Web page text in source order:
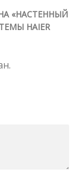
«НАСТЕННЫЙ
HAIER